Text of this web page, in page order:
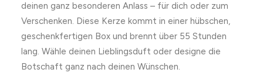
deinen ganz besonderen Anlass – für dich oder zum
Verschenken. Diese Kerze kommt in einer hübschen,
geschenkfertigen Box und brennt über 55 Stunden
lang. Wähle deinen Lieblingsduft oder designe die
Botschaft ganz nach deinen Wünschen.